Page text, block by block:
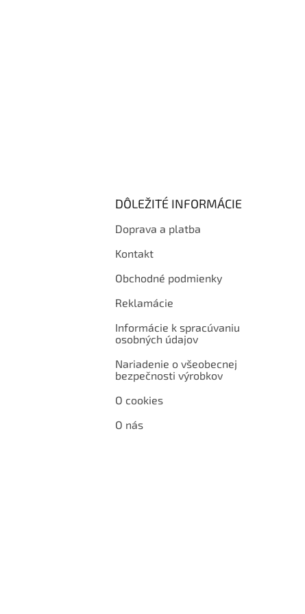
DÔLEŽITÉ INFORMÁCIE
Doprava a platba
Kontakt
Obchodné podmienky
Reklamácie
Informácie k spracúvaniu
osobných údajov
Nariadenie o všeobecnej
bezpečnosti výrobkov
O cookies
O nás